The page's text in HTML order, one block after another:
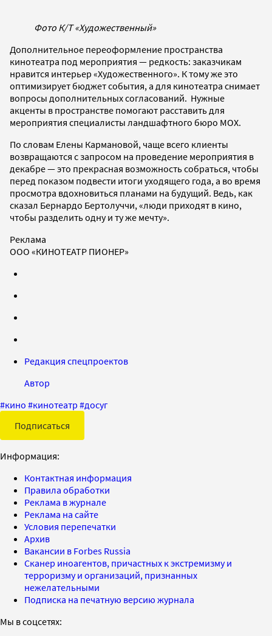
Фото К/Т «Художественный»
Дополнительное переоформление пространства
кинотеатра под мероприятия — редкость: заказчикам
нравится интерьер «Художественного». К тому же это
оптимизирует бюджет события, а для кинотеатра снимает
вопросы дополнительных согласований. Нужные
акценты в пространстве помогают расставить для
мероприятия специалисты ландшафтного бюро МОХ.
По словам Елены Кармановой, чаще всего клиенты
возвращаются с запросом на проведение мероприятия в
декабре — это прекрасная возможность собраться, чтобы
перед показом подвести итоги уходящего года, а во время
просмотра вдохновиться планами на будущий. Ведь, как
сказал Бернардо Бертолуччи, «люди приходят в кино,
чтобы разделить одну и ту же мечту».
Реклама
ООО «КИНОТЕАТР ПИОНЕР»
Редакция спецпроектов
Автор
#кино #кинотеатр #досуг
Подписаться
Информация:
Контактная информация
Правила обработки
Реклама в журнале
Реклама на сайте
Условия перепечатки
Архив
Вакансии в Forbes Russia
Сканер иноагентов, причастных к экстремизму и
терроризму и организаций, признанных
нежелательными
Подписка на печатную версию журнала
Мы в соцсетях: